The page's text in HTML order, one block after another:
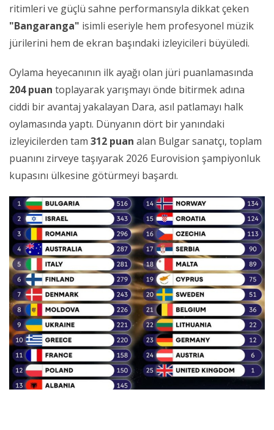
ritimleri ve güçlü sahne performansıyla dikkat çeken
"Bangaranga" isimli eseriyle hem profesyonel müzik
jürilerini hem de ekran başındaki izleyicileri büyüledi.
Oylama heyecanının ilk ayağı olan jüri puanlamasında
204 puan toplayarak yarışmayı önde bitirmek adına
ciddi bir avantaj yakalayan Dara, asıl patlamayı halk
oylamasında yaptı. Dünyanın dört bir yanındaki
izleyicilerden tam 312 puan alan Bulgar sanatçı, toplam
puanını zirveye taşıyarak 2026 Eurovision şampiyonluk
kupasını ülkesine götürmeyi başardı.